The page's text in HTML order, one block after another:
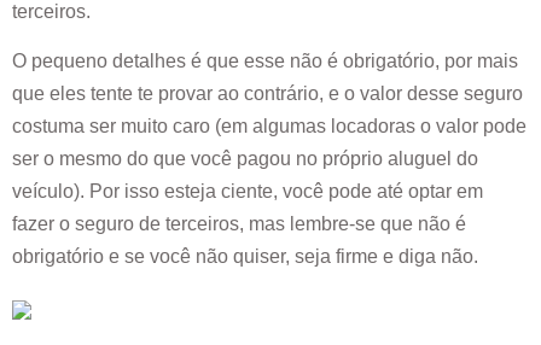
terceiros.
O pequeno detalhes é que esse não é obrigatório, por mais
que eles tente te provar ao contrário, e o valor desse seguro
costuma ser muito caro (em algumas locadoras o valor pode
ser o mesmo do que você pagou no próprio aluguel do
veículo). Por isso esteja ciente, você pode até optar em
fazer o seguro de terceiros, mas lembre-se que não é
obrigatório e se você não quiser, seja firme e diga não.